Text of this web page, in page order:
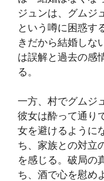
ジュンは、グムジ
という噂に困惑す
きだから結婚しな
は誤解と過去の感
る。
一方、村でグムジ
彼女は酔って通り
女を避けるように
ち、家族との対立
を感じる。破局の
ち、酒で心を慰め